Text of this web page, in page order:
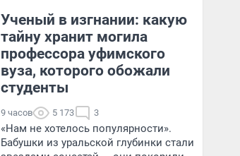
Ученый в изгнании: какую
тайну хранит могила
профессора уфимского
вуза, которого обожали
студенты
9 часов 5 173 3
«Нам не хотелось популярности».
Бабушки из уральской глубинки стали